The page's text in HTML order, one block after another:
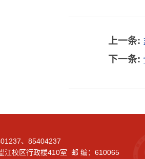
上一条:
下一条:
、85404237
江校区行政楼410室 邮 编：610065